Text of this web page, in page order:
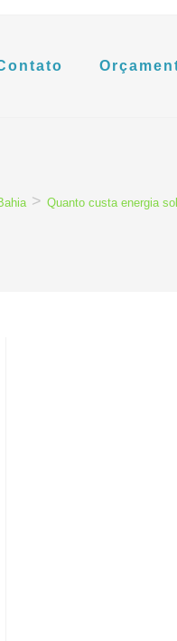
> Quanto custa energia